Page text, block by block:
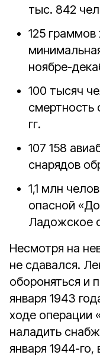
тыс. 842
125 граммов
ноябре-
100 тысяч
смертность
гг.
107 158
снарядов
1,1 млн
опасной
Ладожское
Несмотря на
не сдавался.
обороняться и
января 1943
ходе операции
наладить
января 1944-го,